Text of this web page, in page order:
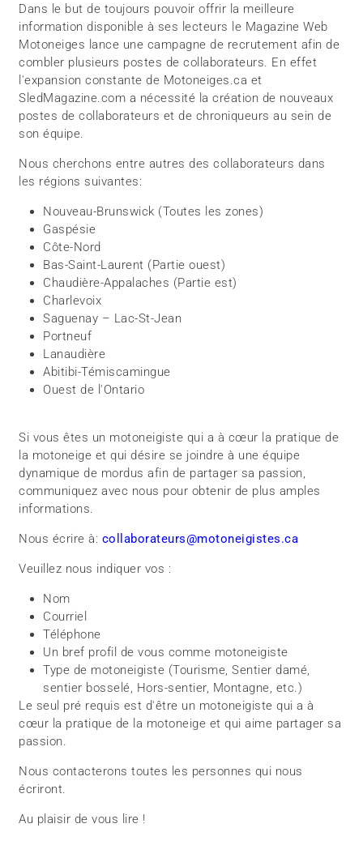
Dans le but de toujours pouvoir offrir la meilleure
information disponible à ses lecteurs le Magazine Web
Motoneiges lance une campagne de recrutement afin de
combler plusieurs postes de collaborateurs. En effet
l'expansion constante de Motoneiges.ca et
SledMagazine.com a nécessité la création de nouveaux
postes de collaborateurs et de chroniqueurs au sein de
son équipe.
Nous cherchons entre autres des collaborateurs dans
les régions suivantes:
Nouveau-Brunswick (Toutes les zones)
Gaspésie
Côte-Nord
Bas-Saint-Laurent (Partie ouest)
Chaudière-Appalaches (Partie est)
Charlevoix
Saguenay – Lac-St-Jean
Portneuf
Lanaudière
Abitibi-Témiscamingue
Ouest de l'Ontario
Si vous êtes un motoneigiste qui a à cœur la pratique de
la motoneige et qui désire se joindre à une équipe
dynamique de mordus afin de partager sa passion,
communiquez avec nous pour obtenir de plus amples
informations.
Nous écrire à: collaborateurs@motoneigistes.ca
Veuillez nous indiquer vos :
Nom
Courriel
Téléphone
Un bref profil de vous comme motoneigiste
Type de motoneigiste (Tourisme, Sentier damé,
sentier bosselé, Hors-sentier, Montagne, etc.)
Le seul pré requis est d'être un motoneigiste qui a à
cœur la pratique de la motoneige et qui aime partager sa
passion.
Nous contacterons toutes les personnes qui nous
écriront.
Au plaisir de vous lire !